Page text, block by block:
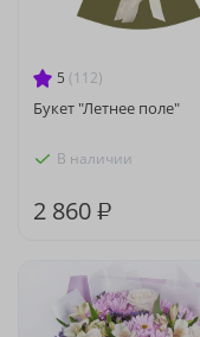
5 (112)
Букет "Летнее поле"
В наличии
2 860 ₽